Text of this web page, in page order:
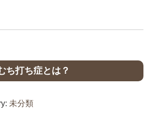
ち打ち症とは？
未分類